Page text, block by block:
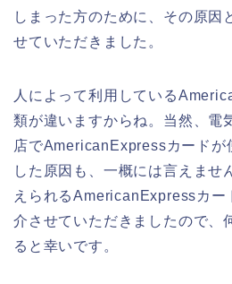
しまった方のために、その原因
せていただきました。
人によって利用している
類が違いますからね。当然、電
店でAmericanExpressカードが
した原因も、一概には言えませ
えられるAmericanExpressカー
介させていただきましたので、
ると幸いです。